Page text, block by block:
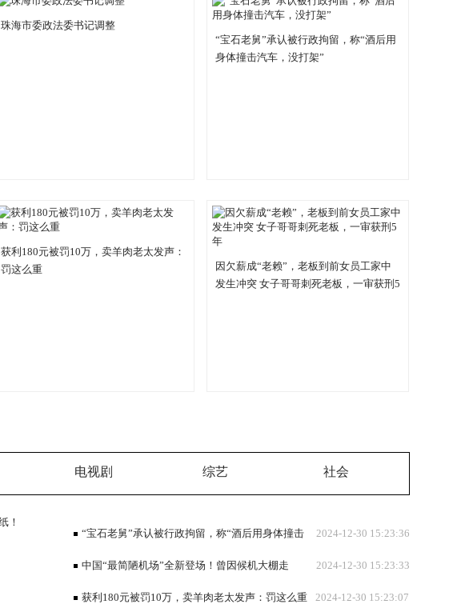
珠海市委政法委书记调整
“宝石老舅”承认被行政拘留，称“酒后用
身体撞击汽车，没打架”
获利180元被罚10万，卖羊肉老太发声：
罚这么重
因欠薪成“老赖”，老板到前女员工家中
发生冲突 女子哥哥刺死老板，一审获刑5
电视剧 综艺 社会
2024-12-30 15:23:36
“宝石老舅”承认被行政拘留，称“酒后用身体撞击
汽车，没打架” 2024-12-30 15:23:33
中国“最简陋机场”全新登场！曾因候机大棚走
红，还被调侃“一把U型锁就能关上大门、像县城汽车站”2024-12-30 15:23:07
获利180元被罚10万，卖羊肉老太发声：罚这么重